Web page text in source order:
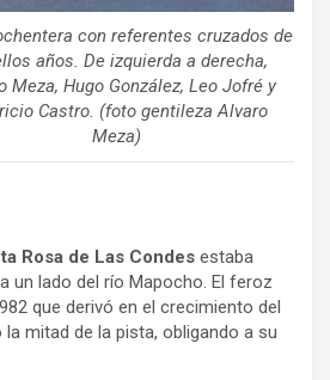
con referentes cruzados de
años. De izquierda a derecha,
Meza, Hugo González, Leo Jofré y
Castro. (foto gentileza Alvaro
Meza)
Rosa de Las Condes estaba
un lado del río Mapocho. El feroz
que derivó en el crecimiento del
la mitad de la pista, obligando a su